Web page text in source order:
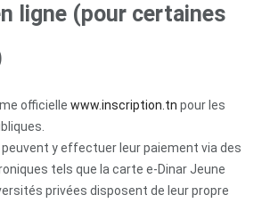
ligne (pour certaines
officielle www.inscription.tn pour les
y effectuer leur paiement via des
tels que la carte e-Dinar Jeune
privées disposent de leur propre